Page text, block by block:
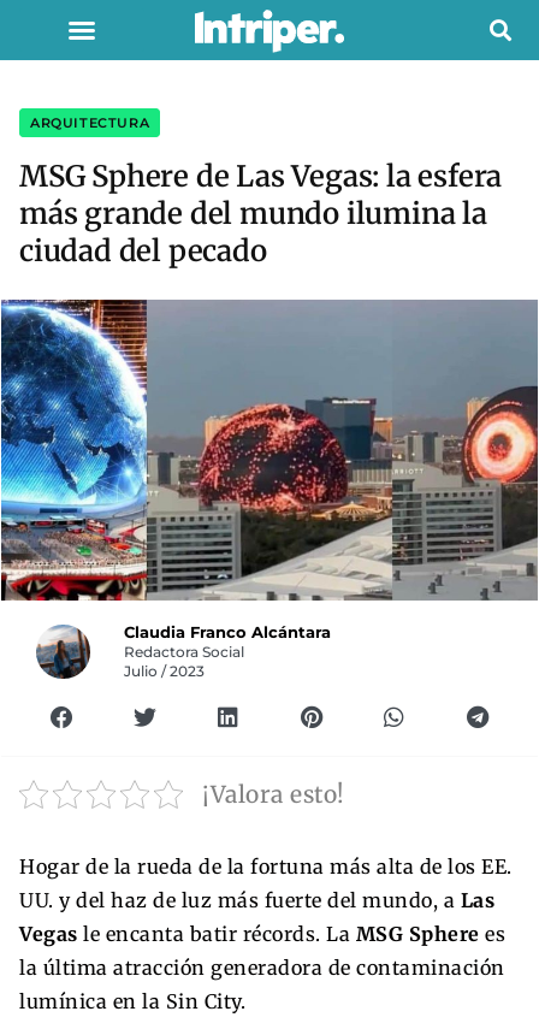
ARQUITECTURA
MSG Sphere de Las Vegas: la esfera
más grande del mundo ilumina la
ciudad del pecado
Claudia Franco Alcántara
Redactora Social
Julio / 2023
¡Valora esto!
Hogar de la rueda de la fortuna más alta de los EE.
UU. y del haz de luz más fuerte del mundo, a Las
Vegas le encanta batir récords. La MSG Sphere es
la última atracción generadora de contaminación
lumínica en la Sin City.